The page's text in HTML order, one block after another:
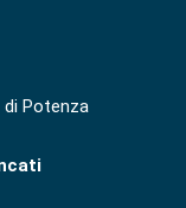
di Potenza